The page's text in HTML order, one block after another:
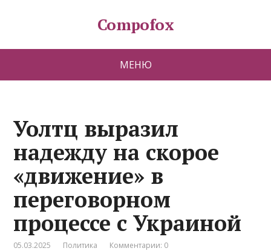
Compofox
МЕНЮ
Уолтц выразил
надежду на скорое
«движение» в
переговорном
процессе с Украиной
05.03.2025 Политика Комментарии: 0